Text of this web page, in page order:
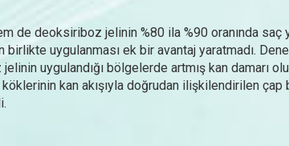
de deoksiriboz jelinin %80 ila %90 oranında saç
uygulanması ek bir avantaj yaratmadı.
uygulandığı bölgelerde artmış kan damarı
kan akışıyla doğrudan ilişkilendirilen